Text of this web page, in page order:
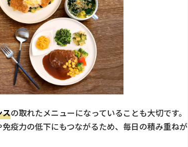
スの取れたメニューになっていることも大切です。
疫力の低下にもつながるため、毎日の積み重ねが